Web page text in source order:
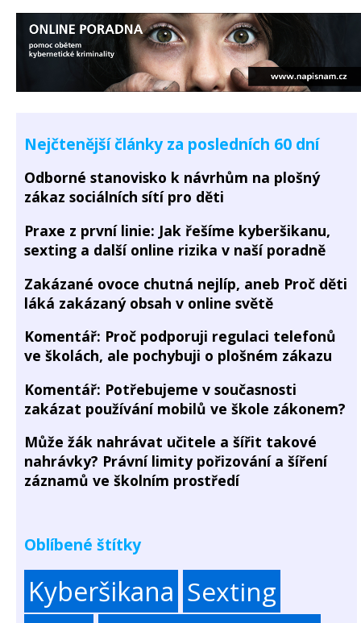
Nejčtenější články za posledních 60 dní
Odborné stanovisko k návrhům na plošný
zákaz sociálních sítí pro děti
Praxe z první linie: Jak řešíme kyberšikanu,
sexting a další online rizika v naší poradně
Zakázané ovoce chutná nejlíp, aneb Proč děti
láká zakázaný obsah v online světě
Komentář: Proč podporuji regulaci telefonů
ve školách, ale pochybuji o plošném zákazu
Komentář: Potřebujeme v současnosti
zakázat používání mobilů ve škole zákonem?
Může žák nahrávat učitele a šířit takové
nahrávky? Právní limity pořizování a šíření
záznamů ve školním prostředí
Oblíbené štítky
Kyberšikana Sexting